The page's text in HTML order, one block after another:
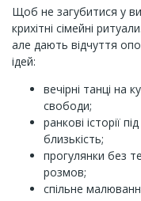
Щоб не загубитися у
крихітні сімейні
але дають відчуття
ідей:
вечірні танці
свободи;
ранкові історії
близькість;
прогулянки без
розмов;
спільне